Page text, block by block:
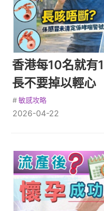
香港每10名就有
長不要掉以輕心
# 敏感攻略
2026-04-22